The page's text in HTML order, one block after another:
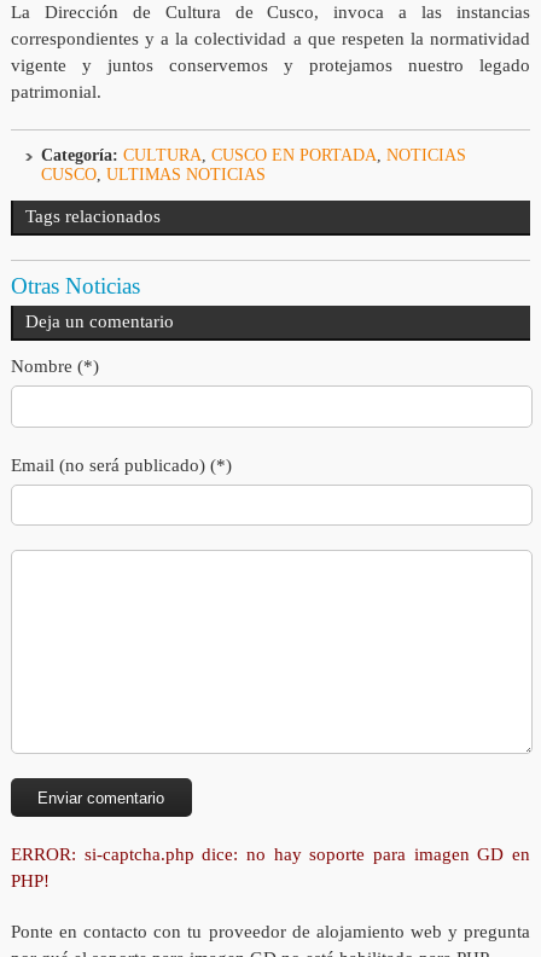
La Dirección de Cultura de Cusco, invoca a las instancias
correspondientes y a la colectividad a que respeten la normatividad
vigente y juntos conservemos y protejamos nuestro legado
patrimonial.
Categoría: CULTURA, CUSCO EN PORTADA, NOTICIAS
CUSCO, ULTIMAS NOTICIAS
Tags relacionados
Otras Noticias
Deja un comentario
Nombre (*)
Email (no será publicado) (*)
ERROR: si-captcha.php dice: no hay soporte para imagen GD en
PHP!
Ponte en contacto con tu proveedor de alojamiento web y pregunta